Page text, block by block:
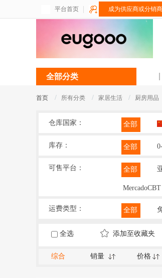
平台首页 成为供应商或分销商
全部分类
首页 / 所有分类 / 家居生活 / 厨房用品
仓库国家： 全部
库存： 全部
可售平台： 全部
MercadoCBT
运费类型： 全部
全选 添加至收藏夹
综合 销量 价格